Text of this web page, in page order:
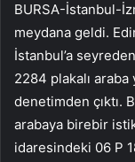
BURSA-İstanbul-
meydana geldi.
İstanbul’a
2284 plakalı
denetimden çıktı.
arabaya birebir
idaresindeki 06 P